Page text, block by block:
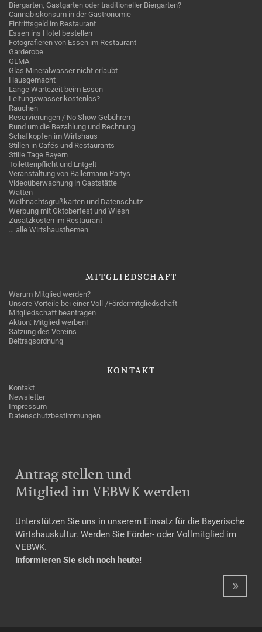
Biergarten, Gastgarten oder traditioneller Biergarten?
Cannabiskonsum in der Gastronomie
Eintrittsgeld im Restaurant
Essen ins Hotel bestellen
Fotografieren von Essen im Restaurant
Garderobe
GEMA
Glas Mineralwasser nicht erlaubt
Hausgemacht
Lange Wartezeit beim Essen
Leitungswasser kostenlos?
Rauchen
Reservierungen / No Show Gebühren
Rund um die Bezahlung und Rechnung
Schafkopfen im Wirtshaus
Stillen in Cafés und Restaurants
Stille Tage Bayern
Toilettenpflicht und Entgelt
Veranstaltung von Ballermann Partys
Videoüberwachung in Gaststätte
Watten
Weihnachtsgrußkarten und Datenschutz
Werbung mit Oktoberfest und Wiesn
Zusatzkosten im Restaurant
… alle Wirtshausthemen
MITGLIEDSCHAFT
Warum Mitglied werden?
Unsere Vorteile bei einer Voll-/Fördermitgliedschaft
Mitgliedschaft beantragen
Aktion: Mitglied werben!
Satzung des Vereins
Beitragsordnung
KONTAKT
Kontakt
Newsletter
Impressum
Datenschutzbestimmungen
MITGLIEDSCHAFT
Antrag stellen und
Mitglied im VEBWK werden
Unterstützen Sie uns in unserem Einsatz für die Bayerische
Wirtshauskultur. Werden Sie Förder- oder Vollmitglied im
VEBWK.
Informieren Sie sich noch heute!
»